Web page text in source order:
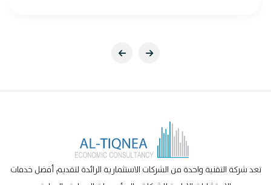
تعد شركة التقنية واحدة من الشركات الاستثمارية الرائدة لتقديم أفضل خدمات